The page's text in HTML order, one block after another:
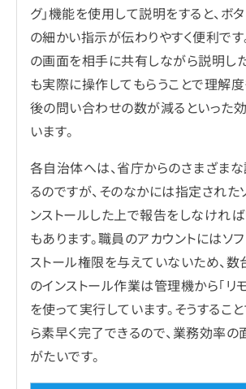
グ」機能を使用して説明をすると、ボ
の細かい指示が伝わりやすく便利です
の画面を相手に共有しながら説明し
も実際に操作してもらうことで理解度
後の問い合わせの数が減るといった
います。
各自治体へは、省庁からのさまざま
るのですが、そのなかには指定された
ンストールした上で報告をしなけれ
もあります。職員のアカウントにはソ
ストール権限を与えていないため、
のインストール作業は管理機から｢リ
を使って実行しています。そうするこ
ら素早く完了できるので、業務効率
がたいです。